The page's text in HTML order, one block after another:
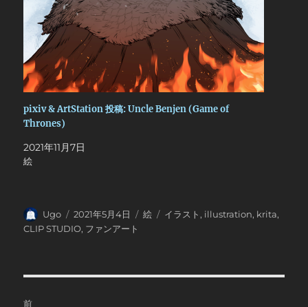
pixiv & ArtStation 投稿: Uncle Benjen (Game of
Thrones)
2021年11月7日
絵
投
稿
Ugo
投
稿
2021年5月4日
カ
絵
タ
イラスト , illustration, krita,
CLIP STUDIO, ファンアート
前